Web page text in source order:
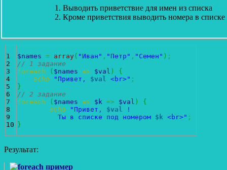
Выводить приветствие для имен из списка
Кроме приветствия выводить номера в списке
1
2
3
4
5
6
7
8
9
$names = array( "Иван" , "Петр" , "Семен" ) ;
// 1 задание
foreach
( $names as $val )
{
echo
"Привет, $val <br>" ;
}
// 2 задание
foreach
( $names as $k => $val )
{
echo
"Привет, $val !
	  Ты в списке под номером
$k <br>" ;
}
Результат: